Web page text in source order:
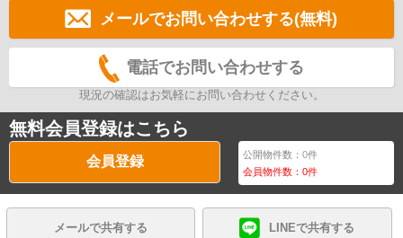
メールでお問い合わせする(無料)
電話でお問い合わせする
現況の確認はお気軽にお問い合わせください。
無料会員登録はこちら
会員登録 公開物件数：0件
会員物件数：0件
メールで共有する LINEで共有する